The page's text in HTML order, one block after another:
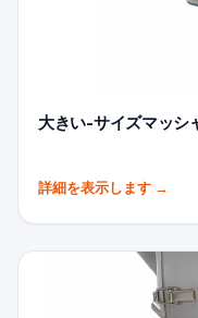
大きい-サイズマッシ
詳細を表示します →